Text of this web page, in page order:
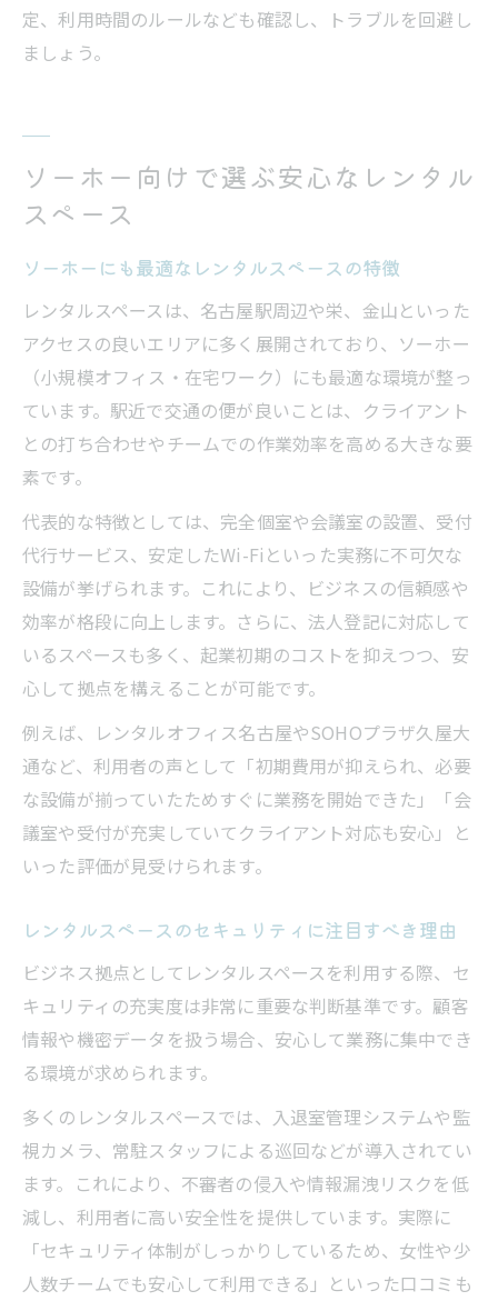
定、利用時間のルールなども確認し、トラブルを回避し
ましょう。
ソーホー向けで選ぶ安心なレンタル
スペース
ソーホーにも最適なレンタルスペースの特徴
レンタルスペースは、名古屋駅周辺や栄、金山といった
アクセスの良いエリアに多く展開されており、ソーホー
（小規模オフィス・在宅ワーク）にも最適な環境が整っ
ています。駅近で交通の便が良いことは、クライアント
との打ち合わせやチームでの作業効率を高める大きな要
素です。
代表的な特徴としては、完全個室や会議室の設置、受付
代行サービス、安定したWi-Fiといった実務に不可欠な
設備が挙げられます。これにより、ビジネスの信頼感や
効率が格段に向上します。さらに、法人登記に対応して
いるスペースも多く、起業初期のコストを抑えつつ、安
心して拠点を構えることが可能です。
例えば、レンタルオフィス名古屋やSOHOプラザ久屋大
通など、利用者の声として「初期費用が抑えられ、必要
な設備が揃っていたためすぐに業務を開始できた」「会
議室や受付が充実していてクライアント対応も安心」と
いった評価が見受けられます。
レンタルスペースのセキュリティに注目すべき理由
ビジネス拠点としてレンタルスペースを利用する際、セ
キュリティの充実度は非常に重要な判断基準です。顧客
情報や機密データを扱う場合、安心して業務に集中でき
る環境が求められます。
多くのレンタルスペースでは、入退室管理システムや監
視カメラ、常駐スタッフによる巡回などが導入されてい
ます。これにより、不審者の侵入や情報漏洩リスクを低
減し、利用者に高い安全性を提供しています。実際に
「セキュリティ体制がしっかりしているため、女性や少
人数チームでも安心して利用できる」といった口コミも